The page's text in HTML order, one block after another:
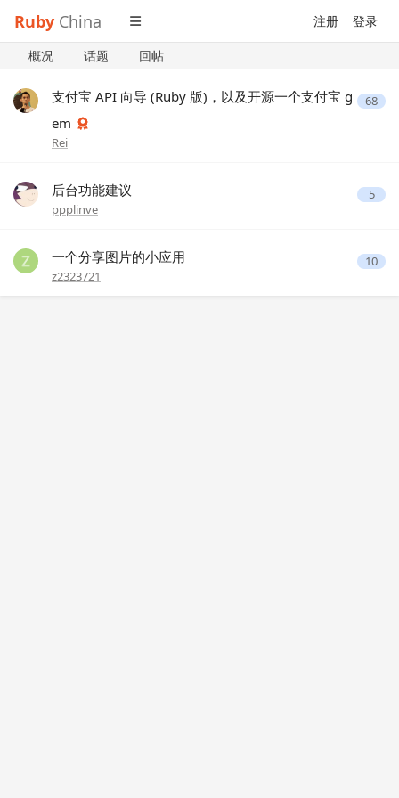
Ruby China 注册 登录
概况 话题 回帖
支付宝 API 向导 (Ruby 版)，以及开源一个支付宝 g
em
Rei
68
后台功能建议
ppplinve
5
一个分享图片的小应用
z2323721
10